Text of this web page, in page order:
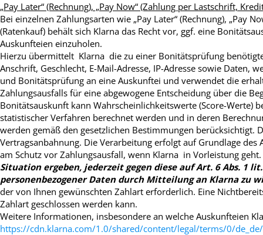
„Pay Later“ (Rechnung), „Pay Now“ (Zahlung per Lastschrift,
Bei einzelnen Zahlungsarten wie „Pay Later“ (Rechnung), „Pay
(Ratenkauf) behält sich Klarna das Recht vor, ggf. eine
Auskunfteien einzuholen.
Hierzu übermittelt Klarna die zu einer Bonitätsprüfung
Anschrift, Geschlecht, E-Mail-Adresse, IP-Adresse sowie
und Bonitätsprüfung an eine Auskunftei und verwendet die
Zahlungsausfalls für eine abgewogene Entscheidung über die
Bonitätsauskunft kann Wahrscheinlichkeitswerte (Score-Werte)
statistischer Verfahren berechnet werden und in deren
werden gemäß den gesetzlichen Bestimmungen
Vertragsanbahnung. Die Verarbeitung erfolgt auf Grundlage
am Schutz vor Zahlungsausfall, wenn Klarna in Vorleistung geht.
Situation ergeben, jederzeit gegen diese auf Art. 6 Abs. 1
personenbezogener Daten durch Mitteilung an Klarna zu
der von Ihnen gewünschten Zahlart erforderlich. Eine
Zahlart geschlossen werden kann.
Weitere Informationen, insbesondere an welche Auskunfteien
https://cdn.klarna.com/1.0/shared/content/legal/terms/0/de_de/